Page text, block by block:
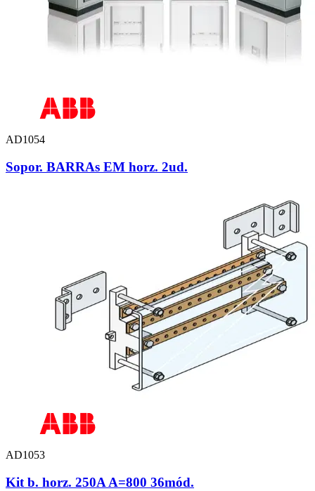
AD1054
Sopor. BARRAs EM horz. 2ud.
AD1053
Kit b. horz. 250A A=800 36mód.